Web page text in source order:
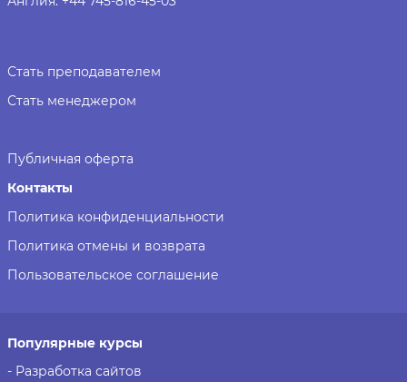
Публичная оферта
Контакты
Политика конфиденциальности
Политика отмены и возврата
Пользовательское соглашение
Стать преподавателем
Стать менеджером
Популярные курсы
- Разработка сайтов